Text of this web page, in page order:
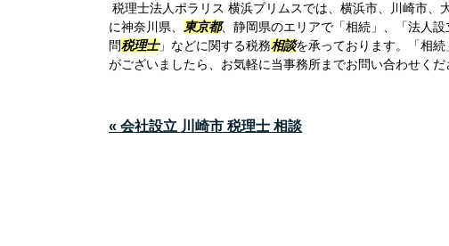
税理士法人ポラリス 横浜プリムスでは、横浜市、川崎市、
に神奈川県、
東京都、静岡県のエリアで「相続」、「法人設
問税理士」などに関する税務相談を承っております。「相
がございましたら、お気軽に当事務所までお問い合わせくだ
« 会社設立 川崎市 税理士 相談